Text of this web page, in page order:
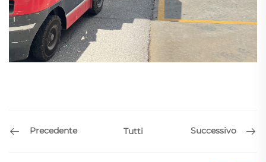
Precedente Tutti Successivo